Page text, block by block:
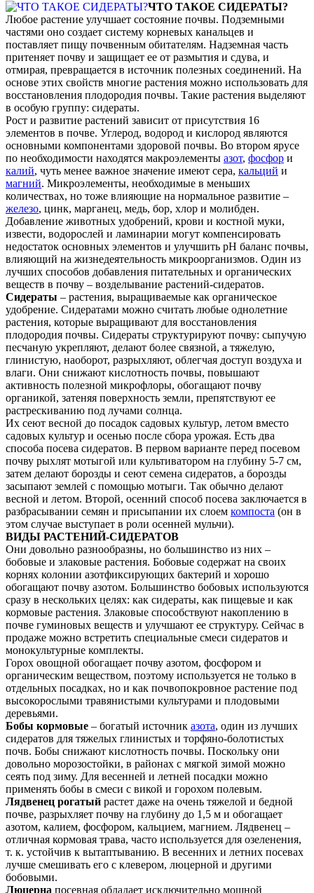
ЧТО ТАКОЕ СИДЕРАТЫ?
Любое растение улучшает состояние почвы. Подземными
частями оно создает систему корневых канальцев и
поставляет пищу почвенным обитателям. Надземная часть
притеняет почву и защищает ее от размытия и сдува, и
отмирая, превращается в источник полезных соединений. На
основе этих свойств многие растения можно использовать для
восстановления плодородия почвы. Такие растения выделяют
в особую группу: сидераты.
Рост и развитие растений зависит от присутствия 16
элементов в почве. Углерод, водород и кислород являются
основными компонентами здоровой почвы. Во втором ярусе
по необходимости находятся макроэлементы азот, фосфор и
калий, чуть менее важное значение имеют сера, кальций и
магний. Микроэлементы, необходимые в меньших
количествах, но тоже влияющие на нормальное развитие –
железо, цинк, марганец, медь, бор, хлор и молибден.
Добавление животных удобрений, крови и костной муки,
извести, водорослей и ламинарии могут компенсировать
недостаток основных элементов и улучшить рН баланс почвы,
влияющий на жизнедеятельность микроорганизмов. Один из
лучших способов добавления питательных и органических
веществ в почву – возделывание растений-сидератов.
Сидераты – растения, выращиваемые как органическое
удобрение. Сидератами можно считать любые однолетние
растения, которые выращивают для восстановления
плодородия почвы. Сидераты структурируют почву: сыпучую
песчаную укрепляют, делают более связной, а тяжелую,
глинистую, наоборот, разрыхляют, облегчая доступ воздуха и
влаги. Они снижают кислотность почвы, повышают
активность полезной микрофлоры, обогащают почву
органикой, затеняя поверхность земли, препятствуют ее
растрескиванию под лучами солнца.
Их сеют весной до посадок садовых культур, летом вместо
садовых культур и осенью после сбора урожая. Есть два
способа посева сидератов. В первом варианте перед посевом
почву рыхлят мотыгой или культиватором на глубину 5-7 см,
затем делают борозды и сеют семена сидератов, а борозды
засыпают землей с помощью мотыги. Так обычно делают
весной и летом. Второй, осенний способ посева заключается в
разбрасывании семян и присыпании их слоем компоста (он в
этом случае выступает в роли осенней мульчи).
ВИДЫ РАСТЕНИЙ-СИДЕРАТОВ
Они довольно разнообразны, но большинство из них –
бобовые и злаковые растения. Бобовые содержат на своих
корнях колонии азотфиксирующих бактерий и хорошо
обогащают почву азотом. Большинство бобовых используются
сразу в нескольких целях: как сидераты, как пищевые и как
кормовые растения. Злаковые способствуют накоплению в
почве гуминовых веществ и улучшают ее структуру. Сейчас в
продаже можно встретить специальные смеси сидератов и
монокультурные комплекты.
Горох овощной обогащает почву азотом, фосфором и
органическим веществом, поэтому используется не только в
отдельных посадках, но и как почвопокровное растение под
высокорослыми травянистыми культурами и плодовыми
деревьями.
Бобы кормовые – богатый источник азота, один из лучших
сидератов для тяжелых глинистых и торфяно-болотистых
почв. Бобы снижают кислотность почвы. Поскольку они
довольно морозостойки, в районах с мягкой зимой можно
сеять под зиму. Для весенней и летней посадки можно
применять бобы в смеси с викой и горохом полевым.
Лядвенец рогатый растет даже на очень тяжелой и бедной
почве, разрыхляет почву на глубину до 1,5 м и обогащает
азотом, калием, фосфором, кальцием, магнием. Лядвенец –
отличная кормовая трава, часто используется для озеленения,
т. к. устойчив к вытаптыванию. В весенних и летних посевах
лучше смешивать его с клевером, люцерной и другими
бобовыми.
Люцерна посевная обладает исключительно мощной